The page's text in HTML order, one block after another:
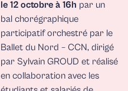
le 12 octobre à 16h par un
bal chorégraphique
participatif orchestré par le
Ballet du Nord – CCN, dirigé
par Sylvain GROUD et réalisé
en collaboration avec les